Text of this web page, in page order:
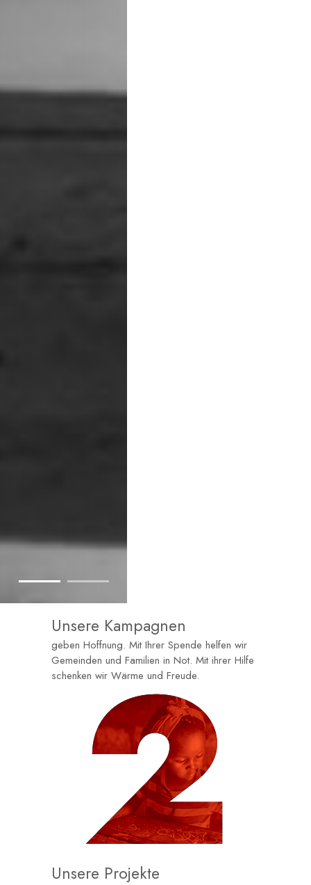
Unsere Kampagnen
geben Hoffnung. Mit Ihrer Spende helfen wir
Gemeinden und Familien in Not. Mit ihrer Hilfe
schenken wir Wärme und Freude.
Unsere Projekte